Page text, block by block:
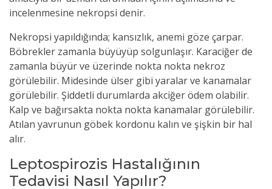
incelenmesine nekropsi denir.
Nekropsi yapıldığında; kansızlık, anemi göze çarpar.
Böbrekler zamanla büyüyüp solgunlaşır. Karaciğer de
zamanla büyür ve üzerinde nokta nokta nekroz
görülebilir. Midesinde ülser gibi yaralar ve kanamalar
görülebilir. Şiddetli durumlarda akciğer ödem olabilir.
Kalp ve bağırsakta nokta nokta kanamalar görülebilir.
Atılan yavrunun göbek kordonu kalın ve şişkin bir hal
alır.
Leptospirozis Hastalığının
Tedavisi Nasıl Yapılır?